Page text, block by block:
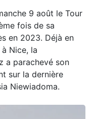
9 août le Tour
fois de sa
en 2023. Déjà en
Nice, la
a parachevé son
sur la dernière
Niewiadoma.